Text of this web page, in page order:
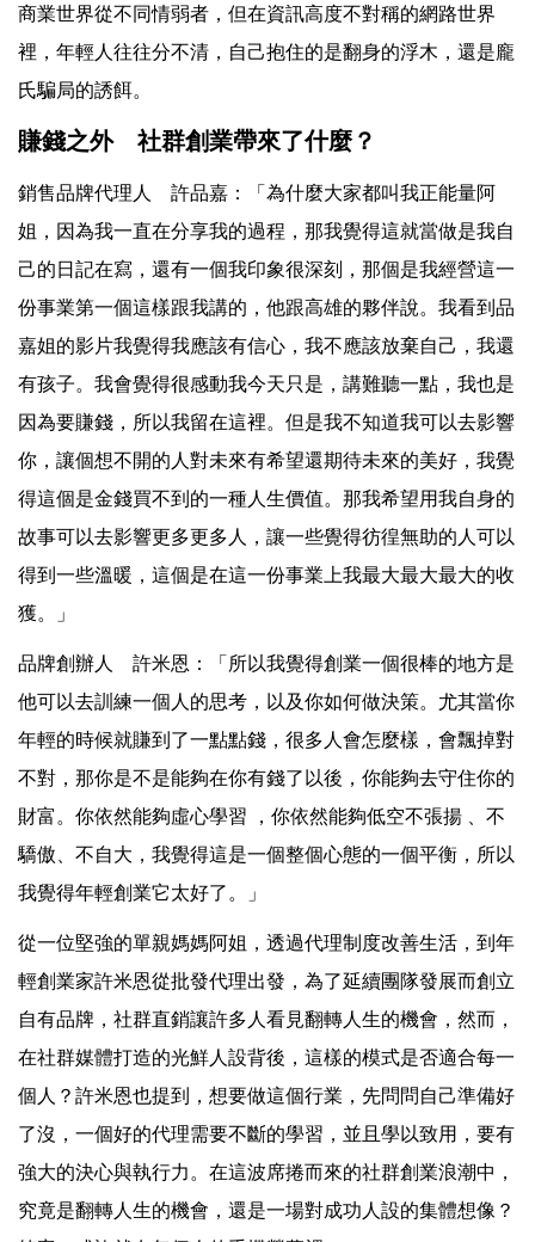
商業世界從不同情弱者，但在資訊高度不對稱的網路世界
裡，年輕人往往分不清，自己抱住的是翻身的浮木，還是龐
氏騙局的誘餌。
賺錢之外 社群創業帶來了什麼？
銷售品牌代理人 許品嘉：「為什麼大家都叫我正能量阿
姐，因為我一直在分享我的過程，那我覺得這就當做是我自
己的日記在寫，還有一個我印象很深刻，那個是我經營這一
份事業第一個這樣跟我講的，他跟高雄的夥伴說。我看到品
嘉姐的影片我覺得我應該有信心，我不應該放棄自己，我還
有孩子。我會覺得很感動我今天只是，講難聽一點，我也是
因為要賺錢，所以我留在這裡。但是我不知道我可以去影響
你，讓個想不開的人對未來有希望還期待未來的美好，我覺
得這個是金錢買不到的一種人生價值。那我希望用我自身的
故事可以去影響更多更多人，讓一些覺得彷徨無助的人可以
得到一些溫暖，這個是在這一份事業上我最大最大最大的收
獲。」
品牌創辦人 許米恩：「所以我覺得創業一個很棒的地方是
他可以去訓練一個人的思考，以及你如何做決策。尤其當你
年輕的時候就賺到了一點點錢，很多人會怎麼樣，會飄掉對
不對，那你是不是能夠在你有錢了以後，你能夠去守住你的
財富。你依然能夠虛心學習 ，你依然能夠低空不張揚 、不
驕傲、不自大，我覺得這是一個整個心態的一個平衡，所以
我覺得年輕創業它太好了。」
從一位堅強的單親媽媽阿姐，透過代理制度改善生活，到年
輕創業家許米恩從批發代理出發，為了延續團隊發展而創立
自有品牌，社群直銷讓許多人看見翻轉人生的機會，然而，
在社群媒體打造的光鮮人設背後，這樣的模式是否適合每一
個人？許米恩也提到，想要做這個行業，先問問自己準備好
了沒，一個好的代理需要不斷的學習，並且學以致用，要有
強大的決心與執行力。在這波席捲而來的社群創業浪潮中，
究竟是翻轉人生的機會，還是一場對成功人設的集體想像？